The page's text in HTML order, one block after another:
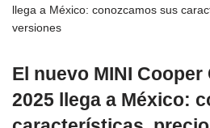
llega a México: conozcamos sus
versiones
El nuevo MINI
2025 llega a México: